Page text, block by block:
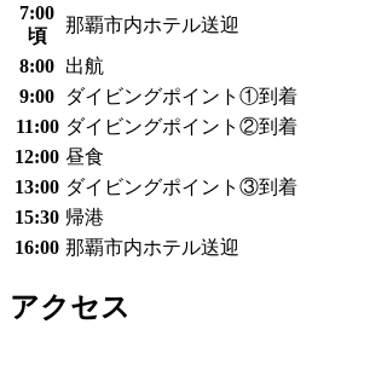
7:00
頃
那覇市内ホテル送迎
8:00 出航
9:00
ダイビングポイント①到着
11:00 ダイビングポイント②到着
12:00 昼食
13:00 ダイビングポイント③到着
15:30 帰港
16:00 那覇市内ホテル送迎
アクセス